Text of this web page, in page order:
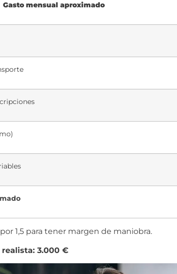
Gasto mensual aproximado
1,5 para tener margen de maniobra.
3.000 €